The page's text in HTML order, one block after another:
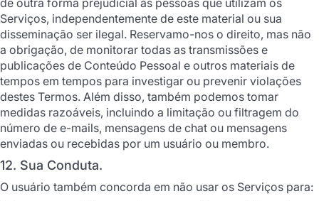
Serviços, independentemente de este material ou sua
disseminação ser ilegal. Reservamo-nos o direito, mas não
a obrigação, de monitorar todas as transmissões e
publicações de Conteúdo Pessoal e outros materiais de
tempos em tempos para investigar ou prevenir violações
destes Termos. Além disso, também podemos tomar
medidas razoáveis, incluindo a limitação ou filtragem do
número de e-mails, mensagens de chat ou mensagens
enviadas ou recebidas por um usuário ou membro.
12. Sua Conduta.
O usuário também concorda em não usar os Serviços para: